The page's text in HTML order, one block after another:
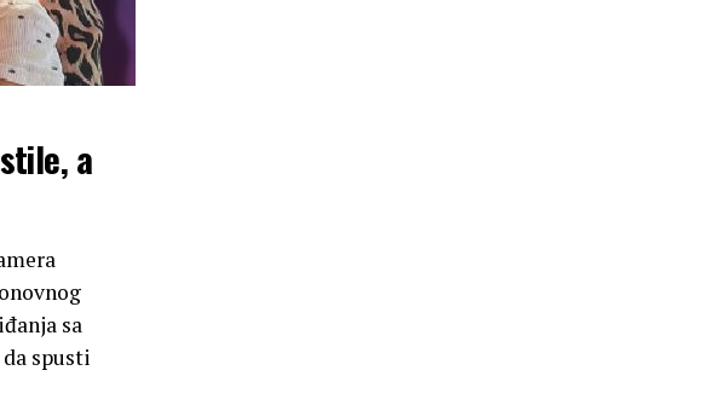
a
sa
spusti